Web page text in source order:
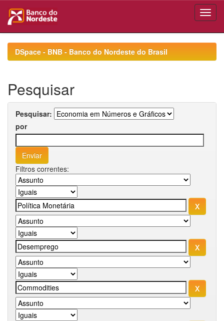
navigationDSpace - BNB - Banco do Nordeste do Brasil
Pesquisar
Pesquisar:
por
Filtros correntes: